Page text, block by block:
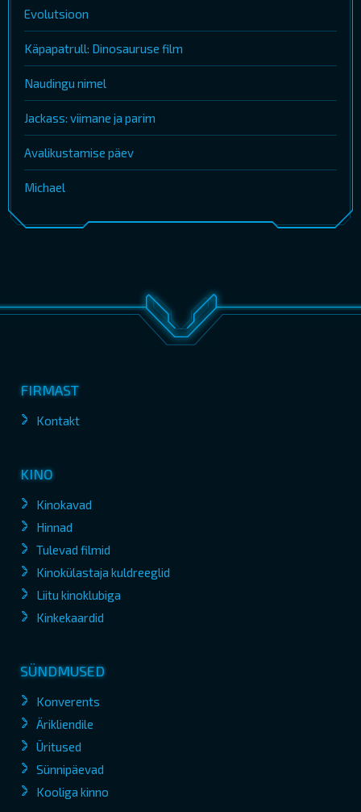
Evolutsioon
Käpapatrull: Dinosauruse film
Naudingu nimel
Jackass: viimane ja parim
Avalikustamise päev
Michael
FIRMAST
Kontakt
KINO
Kinokavad
Hinnad
Tulevad filmid
Kinokülastaja kuldreeglid
Liitu kinoklubiga
Kinkekaardid
SÜNDMUSED
Konverents
Ärikliendile
Üritused
Sünnipäevad
Kooliga kinno